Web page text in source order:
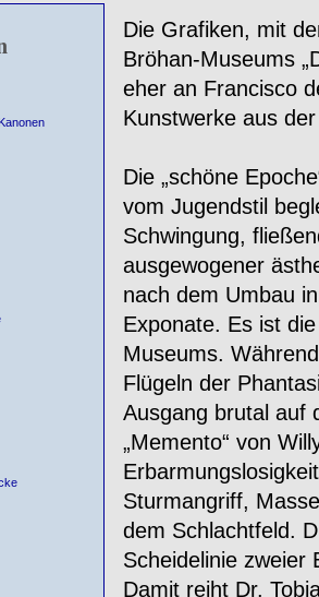
Die Grafiken, mit
Bröhan-Museums
eher an Francisco
Kunstwerke aus
Die „schöne
vom Jugendstil
Schwingung,
ausgewogener
nach dem Umbau
Exponate. Es ist
Museums.
Flügeln der
Ausgang brutal auf
„Memento“ von
Sturmangriff,
dem Schlachtfeld.
Scheidelinie zweier
Damit reiht Dr.